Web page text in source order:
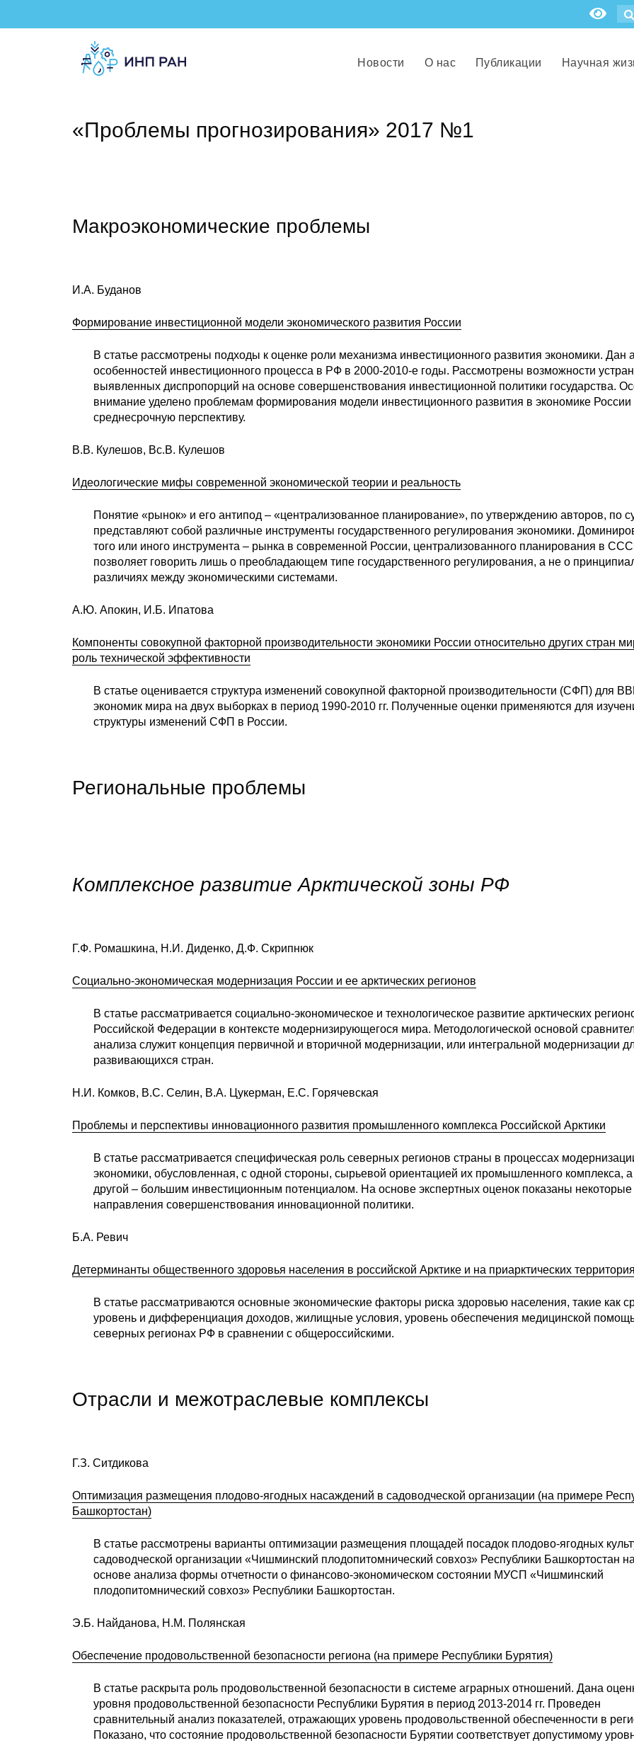
Новости О нас Публикации Научная
«Проблемы прогнозирования» 2017 №1
Макроэкономические проблемы
И.А. Буданов
Формирование инвестиционной модели экономического развития России
В статье рассмотрены подходы к оценке роли механизма инвестиционного развития экономики. Дан
особенностей инвестиционного процесса в РФ в 2000-2010-е годы. Рассмотрены возможности
выявленных диспропорций на основе совершенствования инвестиционной политики государства.
внимание уделено проблемам формирования модели инвестиционного развития в экономике России
среднесрочную перспективу.
В.В. Кулешов, Вс.В. Кулешов
Идеологические мифы современной экономической теории и реальность
Понятие «рынок» и его антипод – «централизованное планирование», по утверждению авторов, по
представляют собой различные инструменты государственного регулирования экономики.
того или иного инструмента – рынка в современной России, централизованного планирования в
позволяет говорить лишь о преобладающем типе государственного регулирования, а не о
различиях между экономическими системами.
А.Ю. Апокин, И.Б. Ипатова
Компоненты совокупной факторной производительности экономики России относительно других стран
роль технической эффективности
В статье оценивается структура изменений совокупной факторной производительности (СФП) для
экономик мира на двух выборках в период 1990-2010 гг. Полученные оценки применяются для
структуры изменений СФП в России.
Региональные проблемы
Комплексное развитие Арктической зоны РФ
Г.Ф. Ромашкина, Н.И. Диденко, Д.Ф. Скрипнюк
Социально-экономическая модернизация России и ее арктических регионов
В статье рассматривается социально-экономическое и технологическое развитие арктических
Российской Федерации в контексте модернизирующегося мира. Методологической основой
анализа служит концепция первичной и вторичной модернизации, или интегральной модернизации
развивающихся стран.
Н.И. Комков, В.С. Селин, В.А. Цукерман, Е.С. Горячевская
Проблемы и перспективы инновационного развития промышленного комплекса Российской Арктики
В статье рассматривается специфическая роль северных регионов страны в процессах
экономики, обусловленная, с одной стороны, сырьевой ориентацией их промышленного комплекса, а
другой – большим инвестиционным потенциалом. На основе экспертных оценок показаны некоторые
направления совершенствования инновационной политики.
Б.А. Ревич
Детерминанты общественного здоровья населения в российской Арктике и на приарктических
В статье рассматриваются основные экономические факторы риска здоровью населения, такие как
уровень и дифференциация доходов, жилищные условия, уровень обеспечения медицинской
северных регионах РФ в сравнении с общероссийскими.
Отрасли и межотраслевые комплексы
Г.З. Ситдикова
Оптимизация размещения плодово-ягодных насаждений в садоводческой организации (на примере
Башкортостан)
В статье рассмотрены варианты оптимизации размещения площадей посадок плодово-ягодных
садоводческой организации «Чишминский плодопитомнический совхоз» Республики Башкортостан на
основе анализа формы отчетности о финансово-экономическом состоянии МУСП «Чишминский
плодопитомнический совхоз» Республики Башкортостан.
Э.Б. Найданова, Н.М. Полянская
Обеспечение продовольственной безопасности региона (на примере Республики Бурятия)
В статье раскрыта роль продовольственной безопасности в системе аграрных отношений. Дана
уровня продовольственной безопасности Республики Бурятия в период 2013-2014 гг. Проведен
сравнительный анализ показателей, отражающих уровень продовольственной обеспеченности в
Показано, что состояние продовольственной безопасности Бурятии соответствует допустимому